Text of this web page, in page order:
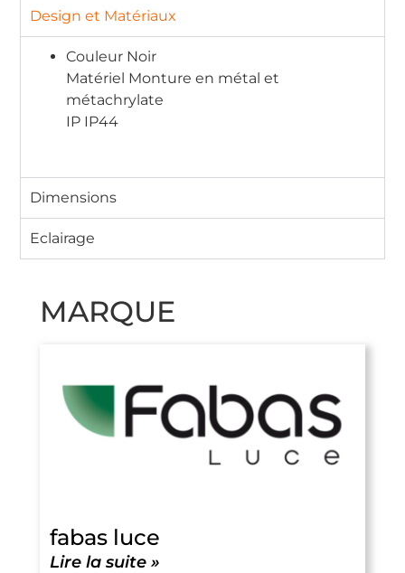
Design et Matériaux
Couleur Noir
Matériel Monture en métal et
métachrylate
IP IP44
Dimensions
Eclairage
MARQUE
fabas luce
Lire la suite »